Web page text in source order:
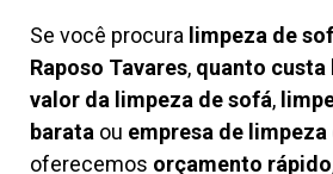
Se você procura limpeza de
Raposo Tavares, quanto custa
valor da limpeza de sofá,
barata ou empresa de
oferecemos orçamento rápido